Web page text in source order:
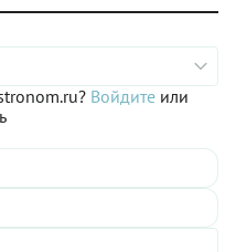
Войдите или